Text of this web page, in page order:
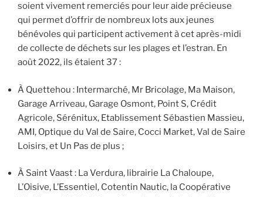
soient vivement remerciés pour leur aide précieuse
qui permet d’offrir de nombreux lots aux jeunes
bénévoles qui participent activement à cet après-midi
de collecte de déchets sur les plages et l’estran. En
août 2022, ils étaient 37 :
À Quettehou : Intermarché, Mr Bricolage, Ma Maison,
Garage Arriveau, Garage Osmont, Point S, Crédit
Agricole, Sérénitux, Etablissement Sébastien Massieu,
AMI, Optique du Val de Saire, Cocci Market, Val de Saire
Loisirs, et Un Pas de plus ;
À Saint Vaast : La Verdura, librairie La Chaloupe,
L’Oisive, L’Essentiel, Cotentin Nautic, la Coopérative